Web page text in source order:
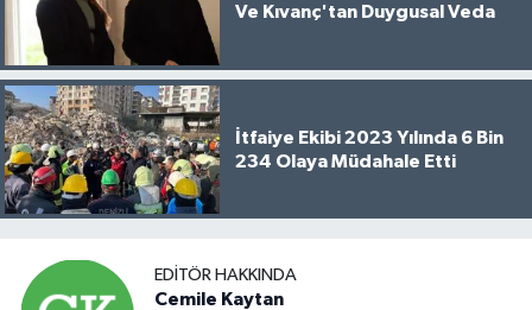
Ve Kıvanç'tan Duygusal Veda
İtfaiye Ekibi 2023 Yılında 6 Bin
234 Olaya Müdahale Etti
EDITÖR HAKKINDA
Cemile Kaytan